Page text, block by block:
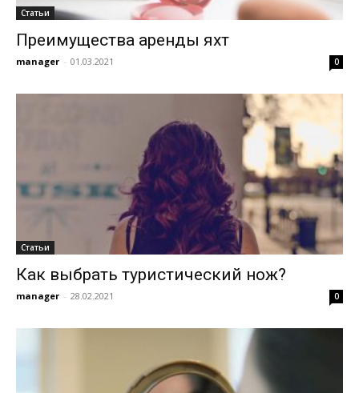
Статьи
Преимущества аренды яхт
manager - 01.03.2021 0
Статьи
Как выбрать туристический нож?
manager - 28.02.2021 0